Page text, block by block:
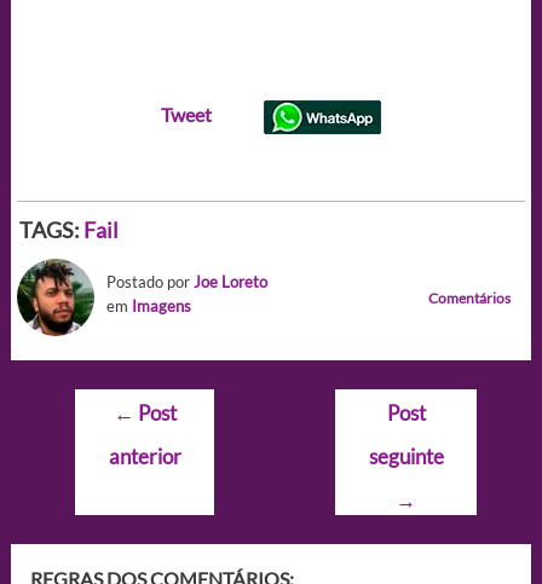
Tweet
TAGS: Fail
Postado porJoe Loreto
em Imagens Comentários
Navegação
Post
← Post
anterior
Post
seguinte
→
REGRAS DOS COMENTÁRIOS: